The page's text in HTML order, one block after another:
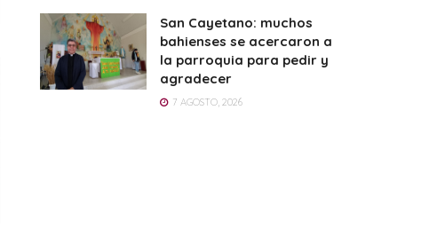
San Cayetano: muchos
bahienses se acercaron a
la parroquia para pedir y
agradecer
7 AGOSTO, 2026